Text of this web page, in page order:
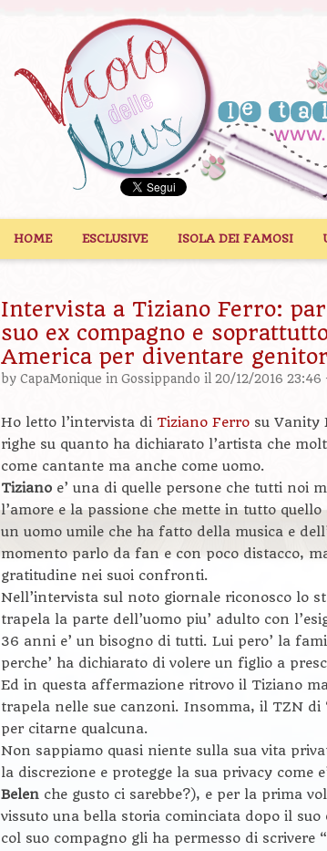
HOME ESCLUSIVE ISOLA DEI FAMOSI
Intervista a Tiziano Ferro:
suo ex compagno e
America per diventare
by CapaMonique in Gossippando il 20/12/2016 23:46
Ho letto l’intervista di Tiziano Ferro su Vanity
righe su quanto ha dichiarato l’artista che
come cantante ma anche come uomo.
Tiziano e’ una di quelle persone che tutti noi
l’amore e la passione che mette in tutto
un uomo umile che ha fatto della musica e
momento parlo da fan e con poco distacco,
gratitudine nei suoi confronti.
Nell’intervista sul noto giornale riconosco lo
trapela la parte dell’uomo piu’ adulto con
36 anni e’ un bisogno di tutti. Lui pero’ la
perche’ ha dichiarato di volere un figlio a
Ed in questa affermazione ritrovo il Tiziano
trapela nelle sue canzoni. Insomma, il TZN di
per citarne qualcuna.
Non sappiamo quasi niente sulla sua vita
la discrezione e protegge la sua privacy come
Belen che gusto ci sarebbe?), e per la prima
vissuto una bella storia cominciata dopo il suo
col suo compagno gli ha permesso di scrivere “